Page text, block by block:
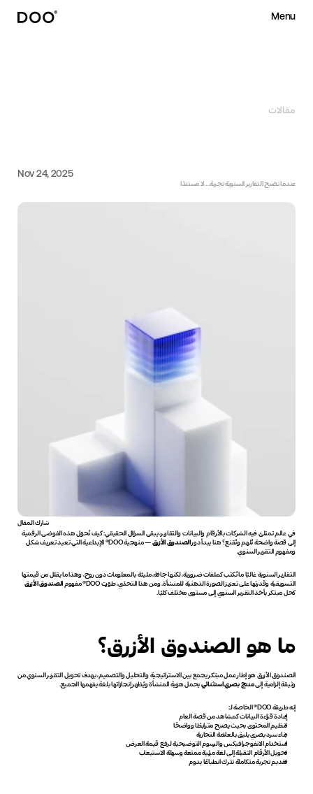
Menu
مقالات
Nov 24, 2025
عندما تصبح التقارير السنوية تجربة… لا مستندًا
إلى قصة واضحة تُلهم وتُقنع؟ هنا يبدأ دور الصندوق الأزرق
— منهجية DOO® الإبداعية التي تعيد تعريف شكل
ومفهوم التقرير السنوي.
التسويقية وقدرتها على تعزيز الصورة الذهنية للمنشأة. ومن هذا التحدّي، طوّرت DOO® مفهوم
الصندوق الأزرق
كحل مبتكر يأخذ التقرير السنوي إلى مستوى مختلف كليًا.
ما هو الصندوق الأزرق؟
وثيقة إلزامية إلى منتج بصري استثنائي يحمل هوية المنشأة ويُظهر إنجازاتها بلغة يفهمها الجميع.
إنه طريقة DOO® الخاصة لــ:
إعادة قراءة البيانات كمشاهد من قصة العام
تنظيم المحتوى بحيث يصبح مترابطًا وواضحًا
بناء سرد بصري يليق بالعلامة التجارية
استخدام الانفوجرافيكس والرسوم التوضيحية لرفع قيمة العرض
تحويل الأرقام الثقيلة إلى لغة مرئية ممتعة وسهلة الاستيعاب
تقديم تجربة متكاملة تترك انطباعًا يدوم
شارك المقال